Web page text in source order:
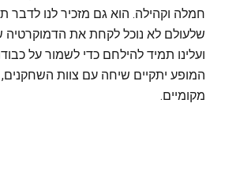
חמלה וקהילה. הוא גם מזכיר לנו לדבר
שלעולם לא נוכל לקחת את הדמוקרטיה
ועלינו תמיד להילחם כדי לשמור על
המופע יתקיים שיחה עם צוות השחקנים,
מקומיים.